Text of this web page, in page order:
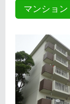
マンション